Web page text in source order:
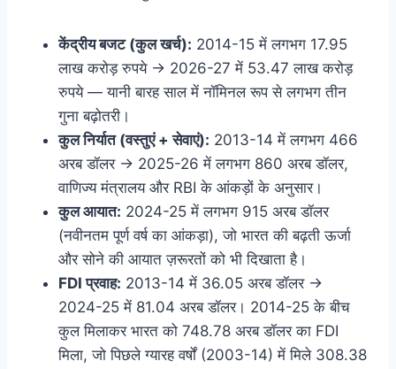
केंद्रीय बजट (कुल खर्च): 2014-15 में लगभग 17.95
लाख करोड़ रुपये → 2026-27 में 53.47 लाख करोड़
रुपये — यानी बारह साल में नॉमिनल रूप से लगभग तीन
गुना बढ़ोतरी।
कुल निर्यात (वस्तुएं + सेवाएं): 2013-14 में लगभग 466
अरब डॉलर → 2025-26 में लगभग 860 अरब डॉलर,
वाणिज्य मंत्रालय और RBI के आंकड़ों के अनुसार।
कुल आयात: 2024-25 में लगभग 915 अरब डॉलर
(नवीनतम पूर्ण वर्ष का आंकड़ा), जो भारत की बढ़ती ऊर्जा
और सोने की आयात ज़रूरतों को भी दिखाता है।
FDI प्रवाह: 2013-14 में 36.05 अरब डॉलर →
2024-25 में 81.04 अरब डॉलर। 2014-25 के बीच
कुल मिलाकर भारत को 748.78 अरब डॉलर का FDI
मिला, जो पिछले ग्यारह वर्षों (2003-14) में मिले 308.38